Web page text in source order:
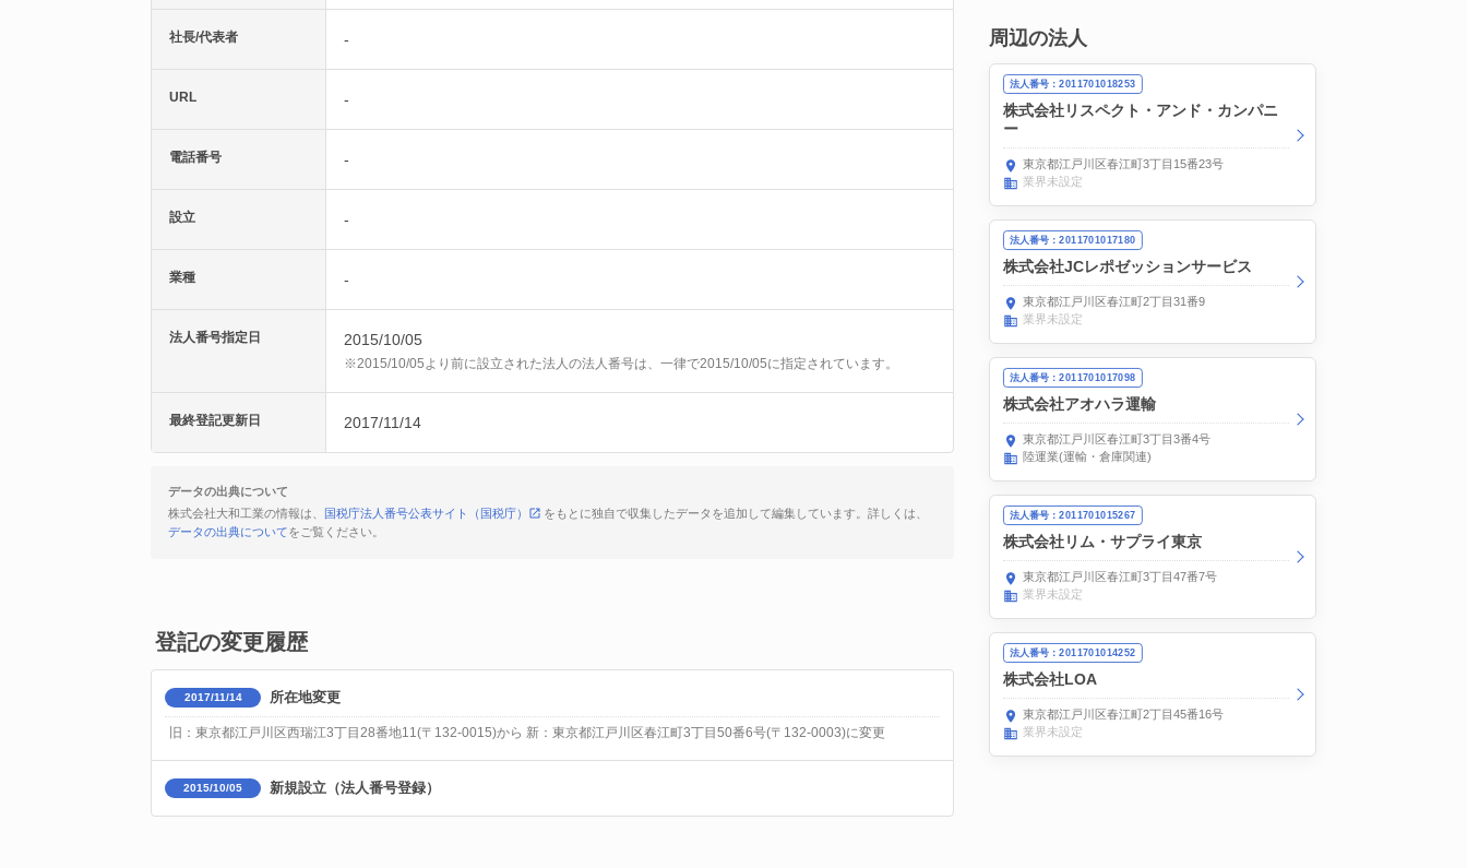
社長/代表者 -
URL -
電話番号 -
設立 -
業種 -
法人番号指定日 2015/10/05
※2015/10/05より前に設立された法人の法人番号は、一律で2015/10/05に指定されています。
最終登記更新日 2017/11/14
データの出典について
株式会社大和工業の情報は、
国税庁法人番号公表サイト（国税庁）
をもとに独自で収集したデータを追加して編集しています。詳しくは、
データの出典についてをご覧ください。
登記の変更履歴
2017/11/14 所在地変更
旧：東京都江戸川区西瑞江3丁目28番地11(〒132-0015)から 新：東京都江戸川区春江町3丁目50番6号(〒132-0003)に変更
2015/10/05 新規設立（法人番号登録）
周辺の法人
法人番号：2011701018253
株式会社リスペクト・アンド・カンパニ
ー
東京都江戸川区春江町3丁目15番23号
業界未設定
法人番号：2011701017180
株式会社JCレポゼッションサービス
東京都江戸川区春江町2丁目31番9
業界未設定
法人番号：2011701017098
株式会社アオハラ運輸
東京都江戸川区春江町3丁目3番4号
陸運業(運輸・倉庫関連)
法人番号：2011701015267
株式会社リム・サプライ東京
東京都江戸川区春江町3丁目47番7号
業界未設定
法人番号：2011701014252
株式会社LOA
東京都江戸川区春江町2丁目45番16号
業界未設定